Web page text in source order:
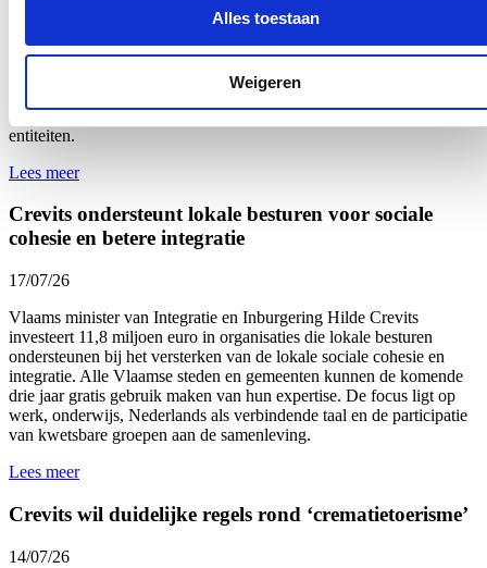
Alles toestaan
Weigeren
overheidspersoneel wordt geconfronteerd met agressie van burgers,
het voorval uitdrukkelijk mee te nemen bij de beoordeling van het
dossier van de betrokken persoon. De regeling werd vastgelegd in
het nieuw Vlaams Dienstverleningscharter van de Vlaamse overheid
en werddeze weekvia een omzendbrief gecommuniceerd naar alle
entiteiten.
Lees meer
Crevits ondersteunt lokale besturen voor sociale
cohesie en betere integratie
17/07/26
Vlaams minister van Integratie en Inburgering Hilde Crevits
investeert 11,8 miljoen euro in organisaties die lokale besturen
ondersteunen bij het versterken van de lokale sociale cohesie en
integratie. Alle Vlaamse steden en gemeenten kunnen de komende
drie jaar gratis gebruik maken van hun expertise. De focus ligt op
werk, onderwijs, Nederlands als verbindende taal en de participatie
van kwetsbare groepen aan de samenleving.
Lees meer
Crevits wil duidelijke regels rond ‘crematietoerisme’
14/07/26